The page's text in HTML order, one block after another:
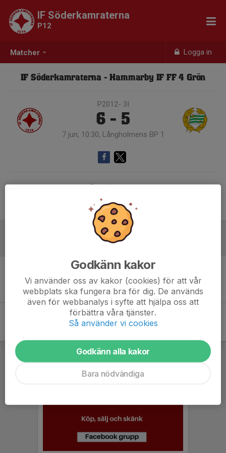
Matcher Logga in
IF Söderkamraterna
P12
IF Söderkamraterna - Hammarby IF FF 4 Grön
P2012- 3I
6 - 5
7 jun, 10:30, Långholmens BP 1
Samling 09:45
Logga in här
Inget referat skrivet
Godkänn kakor
Vi använder oss av kakor (cookies) för att vår
webbplats ska fungera bra för dig. De används
även för webbanalys i syfte att hjälpa oss att
förbättra våra tjänster.
Så använder vi cookies
Godkänn alla kakor
Bara nödvändiga